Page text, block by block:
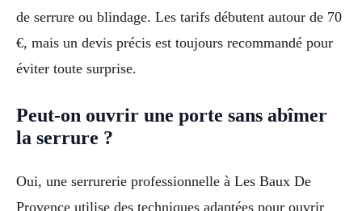
de serrure ou blindage. Les tarifs débutent autour de 70
€, mais un devis précis est toujours recommandé pour
éviter toute surprise.
Peut-on ouvrir une porte sans abîmer
la serrure ?
Oui, une serrurerie professionnelle à Les Baux De
Provence utilise des techniques adaptées pour ouvrir